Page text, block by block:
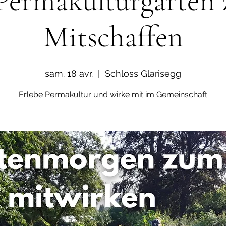
Mitschaffen
sam. 18 avr. Schloss Glarisegg
Erlebe Permakultur und wirke mit im Gemeinschaft